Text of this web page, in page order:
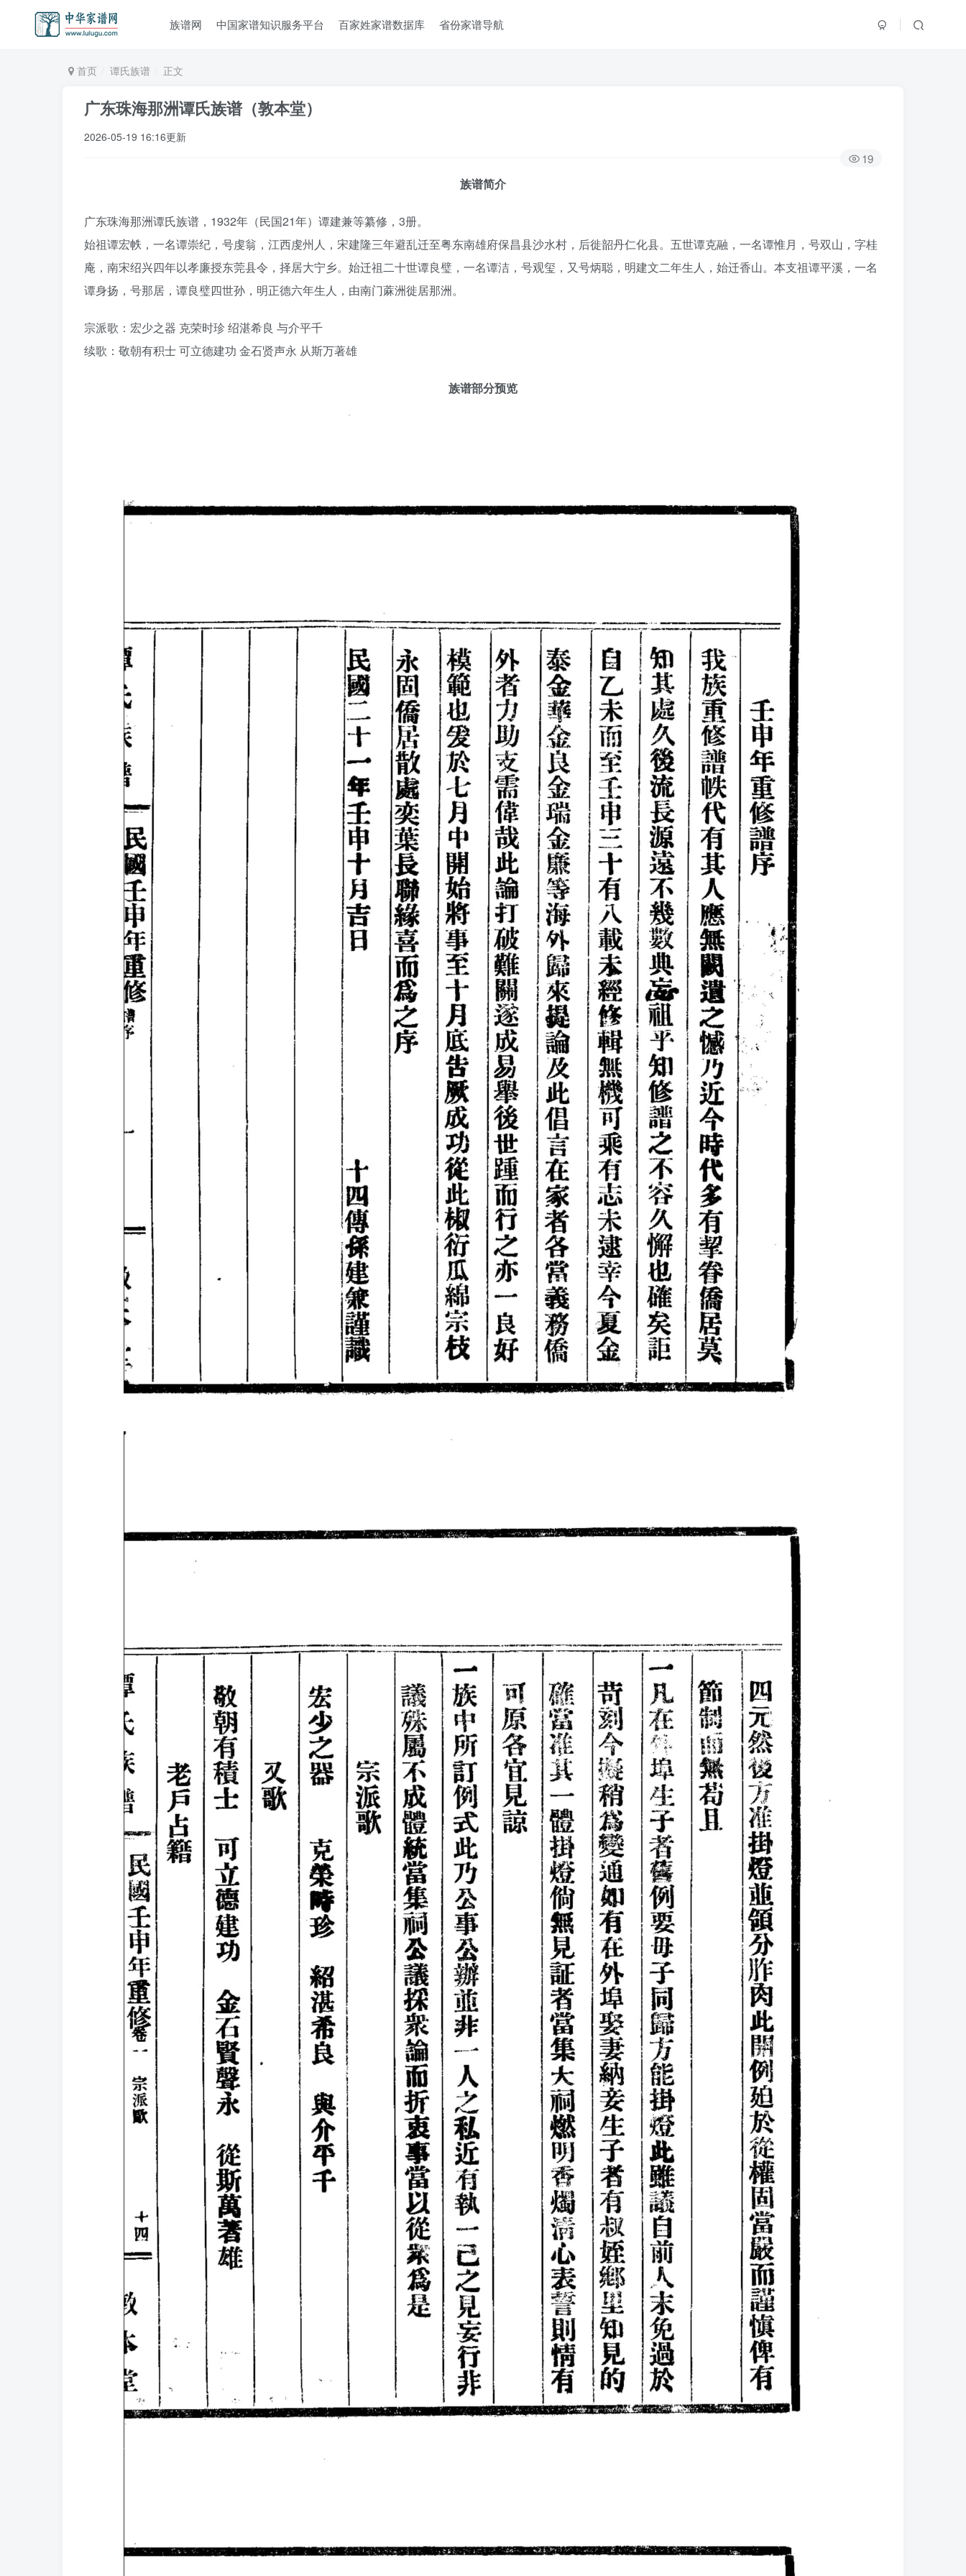
族谱网 中国家谱知识服务平台 百家姓家谱数据库 省份家谱导航
首页 谭氏族谱 正文
广东珠海那洲谭氏族谱（敦本堂）
2026-05-19 16:16更新
19
族谱简介
广东珠海那洲谭氏族谱，1932年（民国21年）谭建兼等纂修，3册。
始祖谭宏帙，一名谭崇纪，号虔翁，江西虔州人，宋建隆三年避乱迁至粤东南雄府保昌县沙水村，后徙韶丹仁化县。五世谭克融，一名谭惟月，号双山，字桂
庵，南宋绍兴四年以孝廉授东莞县令，择居大宁乡。始迁祖二十世谭良璧，一名谭洁，号观玺，又号炳聪，明建文二年生人，始迁香山。本支祖谭平溪，一名
谭身扬，号那居，谭良璧四世孙，明正德六年生人，由南门蔴洲徙居那洲。
宗派歌：宏少之器 克荣时珍 绍湛希良 与介平千
续歌：敬朝有积士 可立德建功 金石贤声永 从斯万著雄
族谱部分预览